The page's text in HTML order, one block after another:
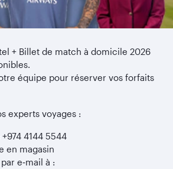
+ Billet de match à domicile 2026
équipe pour réserver vos forfaits
experts voyages :
4144 5544
en magasin
e‑mail à :